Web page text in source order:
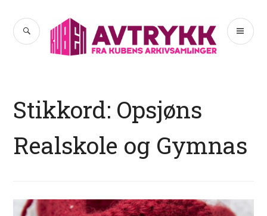
innhold
Avtrykk
SØK
Stikkord: Opsjøns
Realskole og Gymnas